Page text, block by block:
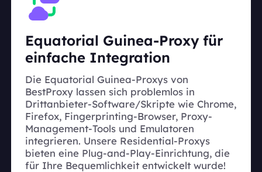
Equatorial Guinea-Proxy für
einfache Integration
Die Equatorial Guinea-Proxys von
BestProxy lassen sich problemlos in
Drittanbieter-Software/Skripte wie Chrome,
Firefox, Fingerprinting-Browser, Proxy-
Management-Tools und Emulatoren
integrieren. Unsere Residential-Proxys
bieten eine Plug-and-Play-Einrichtung, die
für Ihre Bequemlichkeit entwickelt wurde!